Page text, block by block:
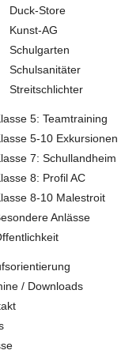
Duck-Store
Kunst-AG
Schulgarten
Schulsanitäter
Streitschlichter
5: Teamtraining
5-10 Exkursionen
7: Schullandheim
8: Profil AC
8-10 Malestroit
Anlässe
/ Downloads